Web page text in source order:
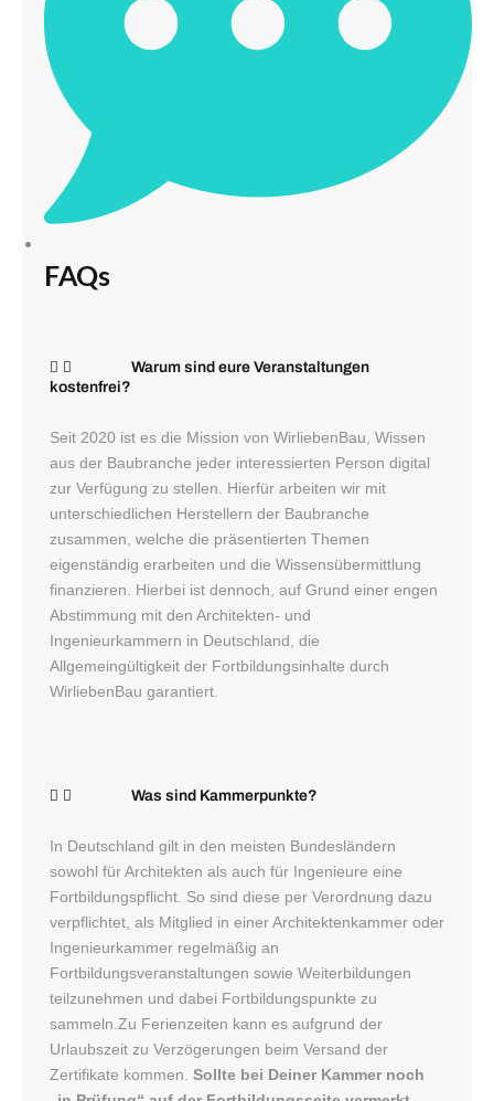
FAQs
Warum sind eure Veranstaltungen
kostenfrei?
Seit 2020 ist es die Mission von WirliebenBau, Wissen
aus der Baubranche jeder interessierten Person digital
zur Verfügung zu stellen. Hierfür arbeiten wir mit
unterschiedlichen Herstellern der Baubranche
zusammen, welche die präsentierten Themen
eigenständig erarbeiten und die Wissensübermittlung
finanzieren. Hierbei ist dennoch, auf Grund einer engen
Abstimmung mit den Architekten- und
Ingenieurkammern in Deutschland, die
Allgemeingültigkeit der Fortbildungsinhalte durch
WirliebenBau garantiert.
Was sind Kammerpunkte?
In Deutschland gilt in den meisten Bundesländern
sowohl für Architekten als auch für Ingenieure eine
Fortbildungspflicht. So sind diese per Verordnung dazu
verpflichtet, als Mitglied in einer Architektenkammer oder
Ingenieurkammer regelmäßig an
Fortbildungsveranstaltungen sowie Weiterbildungen
teilzunehmen und dabei Fortbildungspunkte zu
sammeln.Zu Ferienzeiten kann es aufgrund der
Urlaubszeit zu Verzögerungen beim Versand der
Zertifikate kommen. Sollte bei Deiner Kammer noch